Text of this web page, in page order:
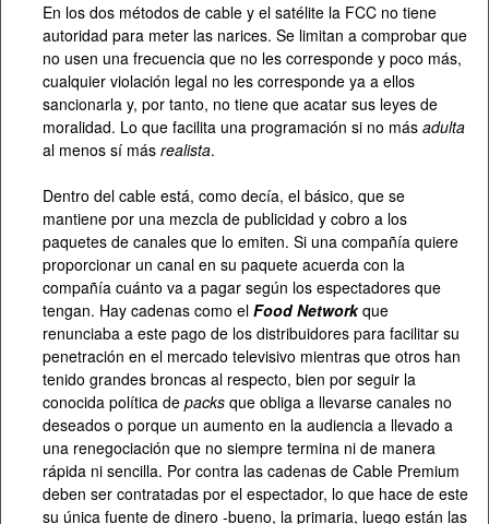
En los dos métodos de cable y el satélite la FCC no tiene
autoridad para meter las narices. Se limitan a comprobar que
no usen una frecuencia que no les corresponde y poco más,
cualquier violación legal no les corresponde ya a ellos
sancionarla y, por tanto, no tiene que acatar sus leyes de
moralidad. Lo que facilita una programación si no más adulta
al menos sí más realista.
Dentro del cable está, como decía, el básico, que se
mantiene por una mezcla de publicidad y cobro a los
paquetes de canales que lo emiten. Si una compañía quiere
proporcionar un canal en su paquete acuerda con la
compañía cuánto va a pagar según los espectadores que
tengan. Hay cadenas como el Food Network que
renunciaba a este pago de los distribuidores para facilitar su
penetración en el mercado televisivo mientras que otros han
tenido grandes broncas al respecto, bien por seguir la
conocida política de packs que obliga a llevarse canales no
deseados o porque un aumento en la audiencia a llevado a
una renegociación que no siempre termina ni de manera
rápida ni sencilla. Por contra las cadenas de Cable Premium
deben ser contratadas por el espectador, lo que hace de este
su única fuente de dinero -bueno, la primaria, luego están las